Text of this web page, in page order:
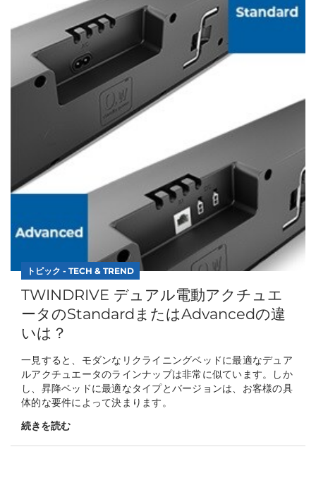
トピック - TECH & TREND
TWINDRIVE デュアル電動アクチュエ
ータのStandardまたはAdvancedの違
いは？
一見すると、モダンなリクライニングベッドに最適なデュア
ルアクチュエータのラインナップは非常に似ています。しか
し、昇降ベッドに最適なタイプとバージョンは、お客様の具
体的な要件によって決まります。
続きを読む